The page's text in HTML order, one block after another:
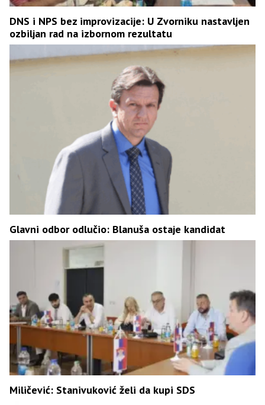
DNS i NPS bez improvizacije: U Zvorniku nastavljen
ozbiljan rad na izbornom rezultatu
Glavni odbor odlučio: Blanuša ostaje kandidat
Miličević: Stanivuković želi da kupi SDS